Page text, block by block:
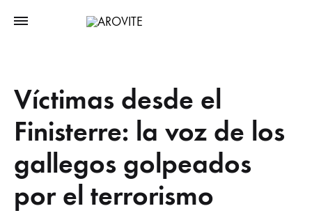
Víctimas desde el
Finisterre: la voz de los
gallegos golpeados
por el terrorismo